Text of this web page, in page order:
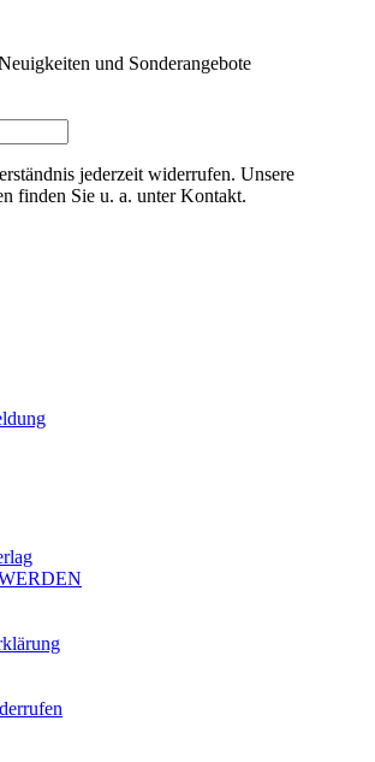
und Sonderangebote
jederzeit widerrufen. Unsere
finden Sie u. a. unter Kontakt.